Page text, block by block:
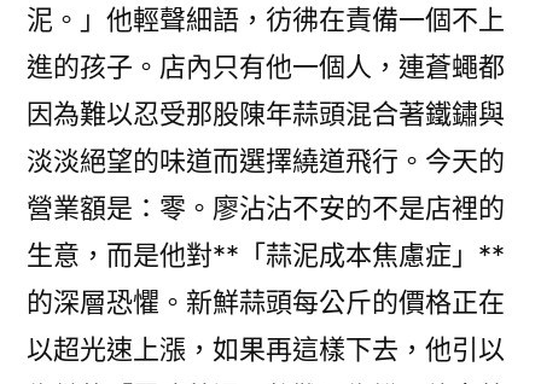
泥。」他輕聲細語，彷彿在責備一個不上
進的孩子。店內只有他一個人，連蒼蠅都
因為難以忍受那股陳年蒜頭混合著鐵鏽與
淡淡絕望的味道而選擇繞道飛行。今天的
營業額是：零。廖沾沾不安的不是店裡的
生意，而是他對**「蒜泥成本焦慮症」**
的深層恐懼。新鮮蒜頭每公斤的價格正在
以超光速上漲，如果再這樣下去，他引以